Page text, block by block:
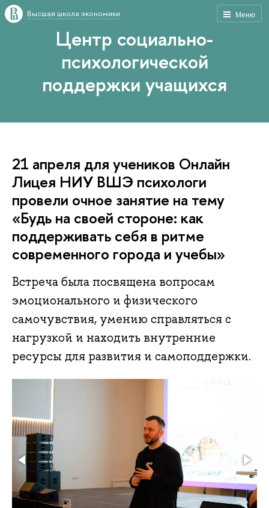
Меню
Высшая школа экономики
Центр социально-
психологической
поддержки учащихся
21 апреля для учеников Онлайн
Лицея НИУ ВШЭ психологи
провели очное занятие на тему
«Будь на своей стороне: как
поддерживать себя в ритме
современного города и учебы»
Встреча была посвящена вопросам
эмоционального и физического
самочувствия, умению справляться с
нагрузкой и находить внутренние
ресурсы для развития и самоподдержки.